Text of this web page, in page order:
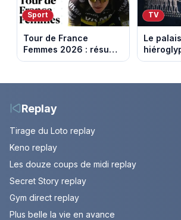
Sport
Tour de France
Femmes 2026 : résumé
vidéo de la 9e étape
TV
Le
dans la
les
Replay
Tirage du Loto replay
Keno replay
Les douze coups de midi replay
Secret Story replay
Gym direct replay
Plus belle la vie en avance